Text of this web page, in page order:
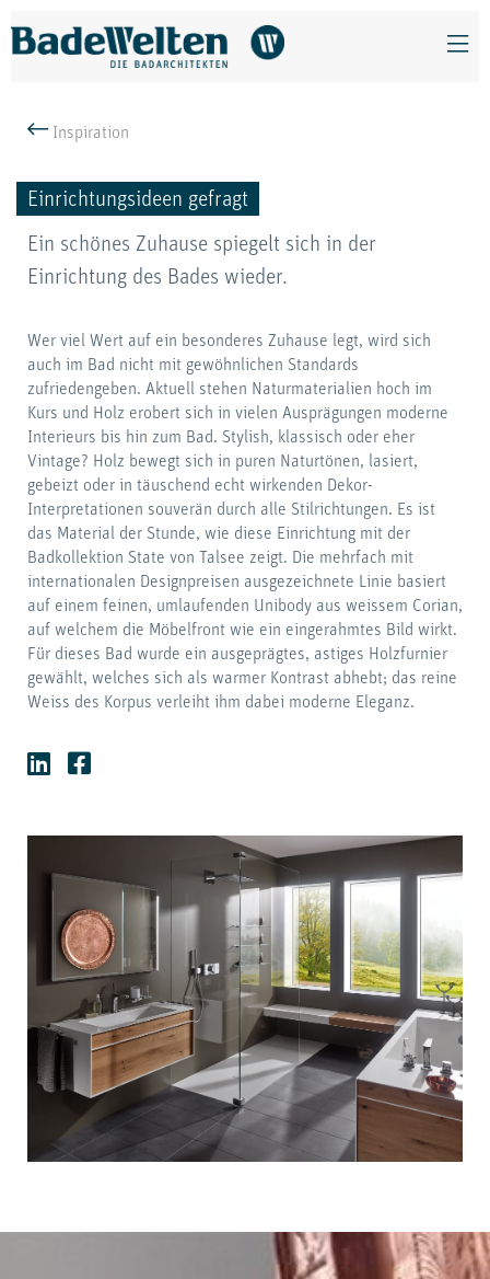
Inspiration
Einrichtungsideen gefragt
Ein schönes Zuhause spiegelt sich in der
Einrichtung des Bades wieder.
Wer viel Wert auf ein besonderes Zuhause legt, wird sich
auch im Bad nicht mit gewöhnlichen Standards
zufriedengeben. Aktuell stehen Naturmaterialien hoch im
Kurs und Holz erobert sich in vielen Ausprägungen moderne
Interieurs bis hin zum Bad. Stylish, klassisch oder eher
Vintage? Holz bewegt sich in puren Naturtönen, lasiert,
gebeizt oder in täuschend echt wirkenden Dekor-
Interpretationen souverän durch alle Stilrichtungen. Es ist
das Material der Stunde, wie diese Einrichtung mit der
Badkollektion State von Talsee zeigt. Die mehrfach mit
internationalen Designpreisen ausgezeichnete Linie basiert
auf einem feinen, umlaufenden Unibody aus weissem Corian,
auf welchem die Möbelfront wie ein eingerahmtes Bild wirkt.
Für dieses Bad wurde ein ausgeprägtes, astiges Holzfurnier
gewählt, welches sich als warmer Kontrast abhebt; das reine
Weiss des Korpus verleiht ihm dabei moderne Eleganz.